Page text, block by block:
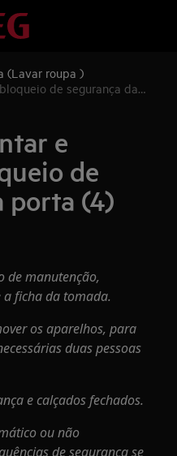
(Lavar roupa )
de segurança da
e
de
porta (4)
de manutenção,
ficha da tomada.
os aparelhos, para
duas pessoas
e calçados fechados.
ou não
de segurança se